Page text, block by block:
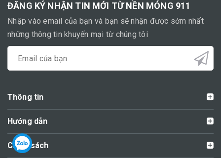
ĐĂNG KÝ NHẬN TIN MỚI TỪ NỀN MÓNG 911
Nhập vào email của bạn và bạn sẽ nhận được sớm nhất
những thông tin khuyến mại từ chúng tôi
Thông tin
Hướng dẫn
Chính sách